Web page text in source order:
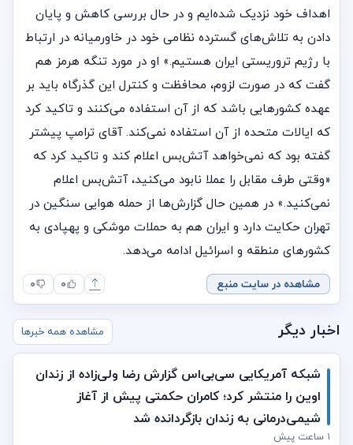
اهداف خود نزدیک شده‌ایم و در حال بررسی کاهش و پایان
دادن به تلاش‌های گسترده نظامی خود در خاورمیانه در ارتباط
با رژیم تروریستی ایران هستیم.» او در مورد تنگه هرمز هم
گفت که در صورت لزوم، محافظت و کنترل این گذرگاه باید بر
عهده کشورهایی باشد که از آن استفاده می‌کنند و تاکید کرد
که ایالات متحده از آن استفاده نمی‌کند. آقای ترامپ پیشتر
گفته بود که نمی‌خواهد آتش‌بس اعلام کند و تاکید کرد که
«وقتی طرف مقابل را عملا نابود می‌کنید، آتش‌بس اعلام
نمی‌کنید.» در همین حال گزارش‌ها از حمله هوایی سنگین در
تهران حکایت دارد و ایران هم به حملات موشکی و پهپادی به
کشورهای منطقه و اسرائیل ادامه می‌دهد.
مشاهده در سایت منبع ۰ ۰
اخبار دیگر مشاهده همه خبرها
شبکه آمریکایی سی‌بی‌‌اس گزارش رضا ولی‌زاده از زندان
اوین را منتشر کرد؛ کامران حکمتی پیش از آغاز
شیمی‌درمانی به زندان بازگردانده شد
۱ ساعت پیش